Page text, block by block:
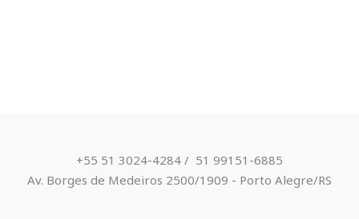
+55 51 3024-4284 / ​ 51 99151-6885
Av. Borges de Medeiros 2500/1909 - Porto Alegre/RS